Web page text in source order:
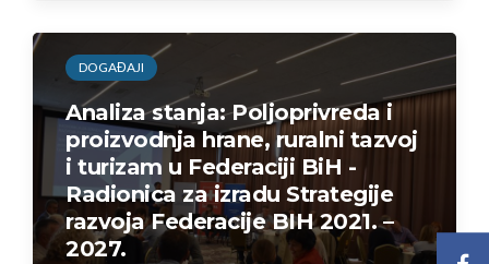
DOGAĐAJI
Analiza stanja: Poljoprivreda i
proizvodnja hrane, ruralni tazvoj
i turizam u Federaciji BiH -
Radionica za izradu Strategije
razvoja Federacije BIH 2021. –
2027.